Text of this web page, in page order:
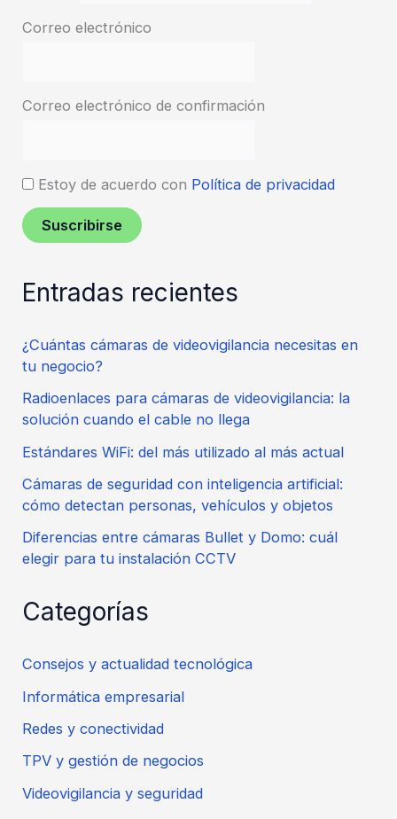
p
:
Correo electrónico
Correo electrónico de confirmación
Estoy de acuerdo con Política de privacidad
Suscribirse
Entradas recientes
¿Cuántas cámaras de videovigilancia necesitas en
tu negocio?
Radioenlaces para cámaras de videovigilancia: la
solución cuando el cable no llega
Estándares WiFi: del más utilizado al más actual
Cámaras de seguridad con inteligencia artificial:
cómo detectan personas, vehículos y objetos
Diferencias entre cámaras Bullet y Domo: cuál
elegir para tu instalación CCTV
Categorías
Consejos y actualidad tecnológica
Informática empresarial
Redes y conectividad
TPV y gestión de negocios
Videovigilancia y seguridad